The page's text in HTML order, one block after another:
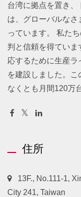
台湾に拠点を置き、
は、グローバルな
っています。 私た
判と信頼を得てい
応するために生産
を建設しました。
なくとも月間120万
住所
13F., No.111-1,
City 241, Taiwan